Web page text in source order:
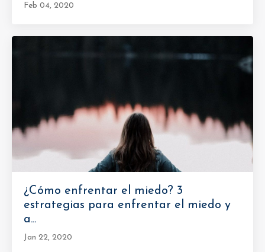
Feb 04, 2020
¿Cómo enfrentar el miedo? 3
estrategias para enfrentar el miedo y
a...
Jan 22, 2020